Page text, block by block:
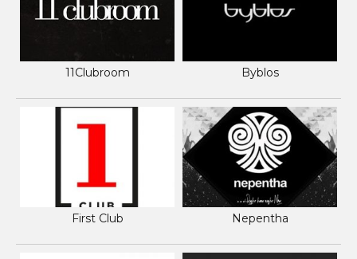
11Clubroom Byblos
First Club Nepentha